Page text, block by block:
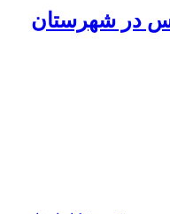
در شهرستان